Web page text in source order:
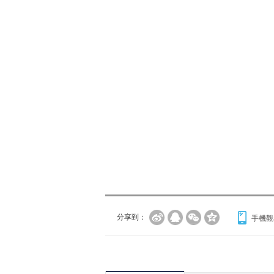
分享到： 手機